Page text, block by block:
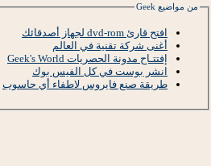
من مواضيع Geek
افتح قارئ dvd-rom لجهاز أصدقائك
أغنى شركة تقنية في العالم
إفتتـاح مدونة الحصريات Geek's World
انشر بوست في كل الفيس بوك
طريقة صنع فايروس لاطفاء أي حاسوب